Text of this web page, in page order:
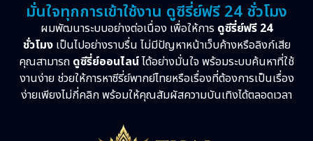
มั่นใจทุกการเข้าใช้งาน ดูซีรี่ย์ฟรี 24 ชั่วโมง
ผมพัฒนาระบบอย่างต่อเนื่อง เพื่อให้การ ดูซีรี่ย์ฟรี 24
ชั่วโมงเป็นไปอย่างราบรื่น ไม่มีปัญหาหน้าเว็บค้างหรือลิงก์เสีย
คุณสามารถ ดูซีรี่ย์ออนไลน์ได้อย่างมั่นใจ พร้อมระบบค้นหาที่ใช้
งานง่าย ช่วยให้การหาซีรี่ย์พากย์ไทยหรือเรื่องที่ต้องการเป็นเรื่อง
ง่ายเพียงไม่กี่คลิก พร้อมให้คุณสัมผัสความบันเทิงได้ตลอดเวลา